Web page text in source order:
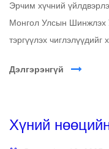
Эрчим хүчний
Монгол Улсын Шинжлэх
тэргүүлэх чиглэлүүдийг
Дэлгэрэнгүй
Хүний